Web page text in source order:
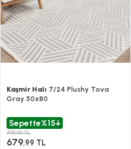
Kaşmir Halı 7/24 Plushy Tova
Gray 50x80
Sepette%15
799,99 TL
679,99 TL